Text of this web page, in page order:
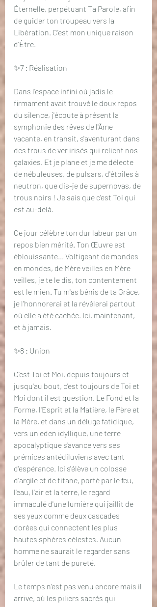
Éternelle, perpétuant Ta Parole, afin
de guider ton troupeau vers la
Libération. C'est mon unique raison
d'Être.
✨7 : Réalisation
Dans l'espace infini où jadis le
firmament avait trouvé le doux repos
du silence, j'écoute à présent la
symphonie des rêves de l'Âme
vacante, en transit, s'aventurant dans
des trous de ver irisés qui relient nos
galaxies. Et je plane et je me délecte
de nébuleuses, de pulsars, d'étoiles à
neutron, que dis-je de supernovas, de
trous noirs ! Je sais que c'est Toi qui
est au-delà.
Ce jour célèbre ton dur labeur par un
repos bien mérité. Ton Œuvre est
éblouissante... Voltigeant de mondes
en mondes, de Mère veilles en Mère
veilles, je te le dis, ton contentement
est le mien. Tu m'as bénis de ta Grâce,
je l'honnorerai et la révélerai partout
où elle a été cachée. Ici, maintenant,
et à jamais.
✨8 : Union
C'est Toi et Moi, depuis toujours et
jusqu'au bout, c'est toujours de Toi et
Moi dont il est question. Le Fond et la
Forme, l'Esprit et la Matière, le Père et
la Mère, et dans un déluge fatidique,
vers un eden idyllique, une terre
apocalyptique s'avance vers ses
prémices antédiluviens avec tant
d'espérance. Ici s'élève un colosse
d'argile et de titane, porté par le feu,
l'eau, l'air et la terre, le regard
immaculé d'une lumière qui jaillit de
ses yeux comme deux cascades
dorées qui connectent les plus
hautes sphères célestes. Aucun
homme ne saurait le regarder sans
brûler de tant de pureté.
Le temps n'est pas venu encore mais il
arrive, où les piliers sacrés qui